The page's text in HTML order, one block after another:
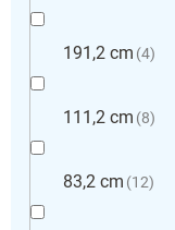
191,2 cm 4
111,2 cm 8
83,2 cm 12